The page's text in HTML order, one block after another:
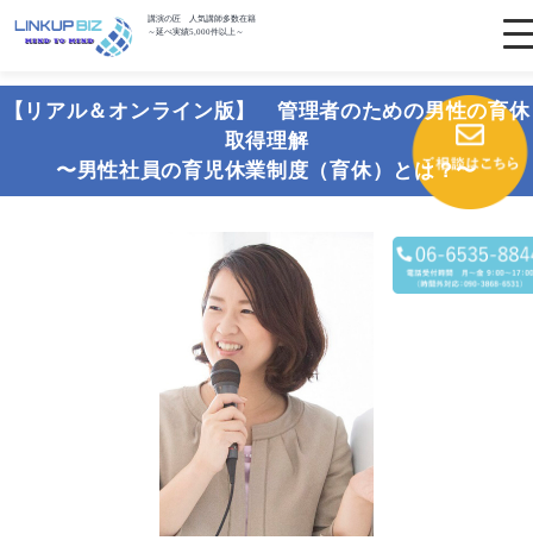
講演の匠 人気講師多数在籍
～延べ実績5,000件以上～
【リアル＆オンライン版】 管理者のための男性の育休
取得理解
〜男性社員の育児休業制度（育休）とは？〜